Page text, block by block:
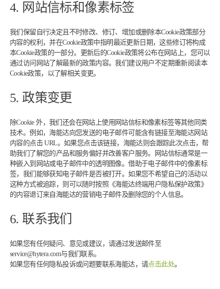
4. 网站信标和像素标签
我们保留自行决定且不时修改、修订、增加或删除本Cookie政策部分
内容的权利，并在Cookie政策中指明最近更新日期，这些修订将构成
本Cookie政策的一部分。更新后的Cookie政策将公布在网站上，您可以
通过访问网站了解最新的政策内容。我们建议用户不定期重新阅读本
Cookie政策，以了解相关变更。
5. 政策变更
除Cookie 外，我们还会在网站上使用网站信标和像素标签等其他同类
技术。例如，海能达向您发送的电子邮件可能含有链接至海能达网站
内容的点击 URL。如果您点击该链接，海能达则会跟踪此次点击，帮
助我们了解您的产品和服务偏好并改善客户服务。网站信标通常是一
种嵌入到网站或电子邮件中的透明图像。借助于电子邮件中的像素标
签，我们能够获知电子邮件是否被打开。如果您不希望自己的活动以
这种方式被追踪，则可以随时按照《海能达终端用户隐私保护政策》
的内容退订来自海能达的营销电子邮件及删除您的个人信息。
6. 联系我们
如果您有任何疑问、意见或建议，请通过发送邮件至
service@hytera.com与我们联系。
如果您有任何隐私投诉或问题要联系海能达，请点击此处。